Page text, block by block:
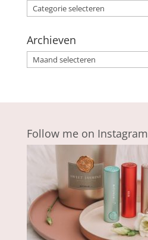
Categorieën
Archieven
Archieven
Follow me on Instagram